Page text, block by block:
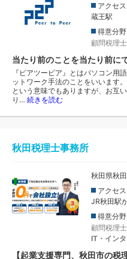
アクセス
蔵王駅
得意分
顧問税理士
当たり前のことを当たり前に
『ピアツーピア』とはパソコン用
ットワーク手法のことをいいます
という意味でもありますが、お互
り… 続きを読む
秋田税理士事務所
秋田県秋
アクセス
JR秋田駅
得意分
顧問税理士
IT・イン
【起業支援専門、秋田市の